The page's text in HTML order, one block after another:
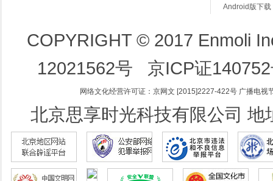
Android版下载
COPYRIGHT © 2017 Enmoli
12021562号
京ICP证
网络文化经营许可证：京网文 [2015]2227-422号 广播电视
北京思享时光科技有限公司